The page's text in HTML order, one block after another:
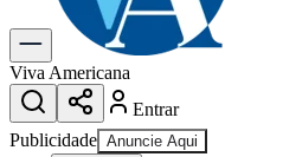
Viva Americana
Entrar
Publicidade Anuncie Aqui